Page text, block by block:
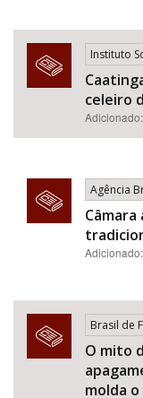
Instituto
celeiro
Agência
Brasil de
O mito
molda